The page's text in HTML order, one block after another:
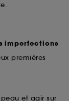
imperfections
premières
et agir sur